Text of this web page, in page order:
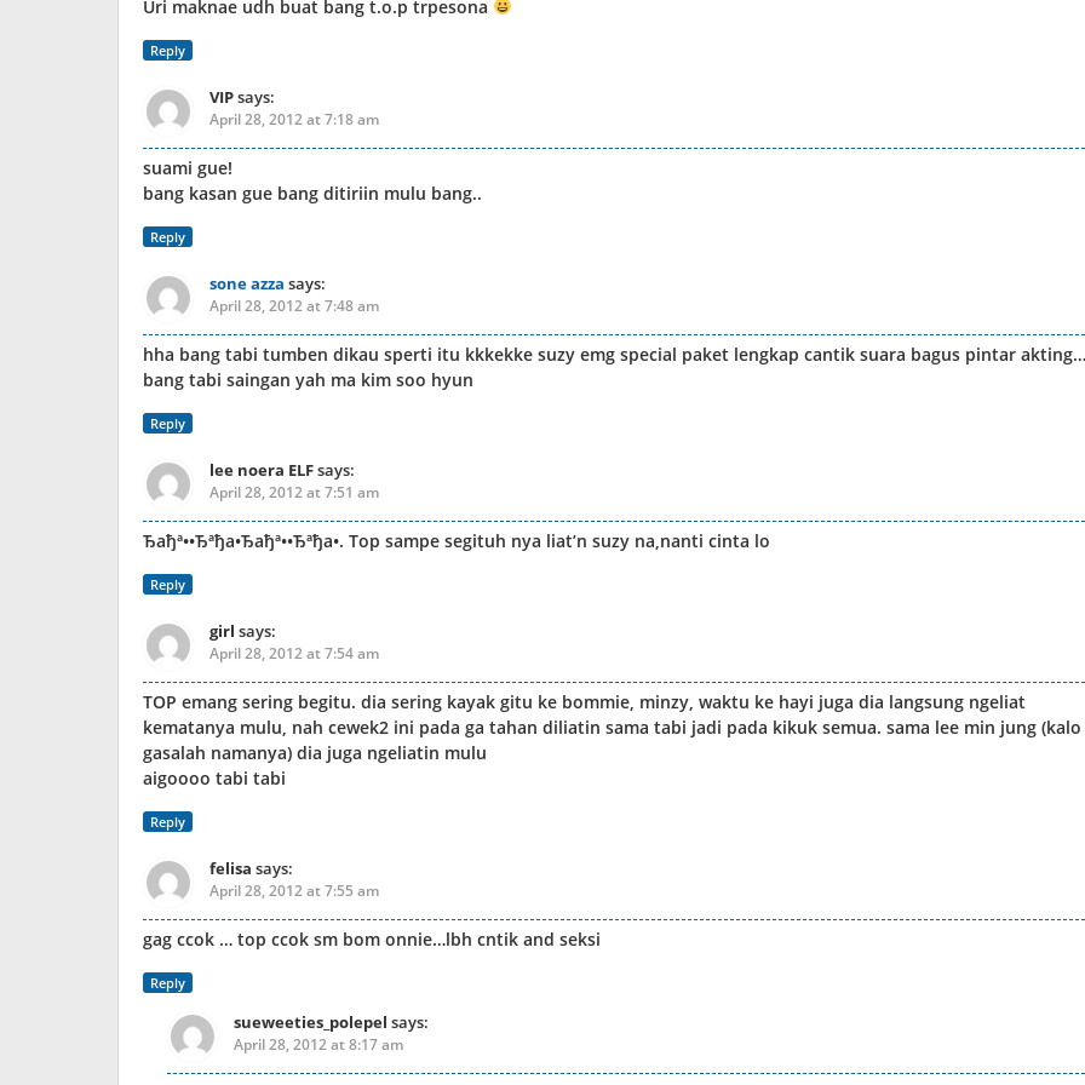
Uri maknae udh buat bang t.o.p trpesona
Reply
VIPsays:
April 28, 2012 at 7:18 am
suami gue!
bang kasan gue bang ditiriin mulu bang..
Reply
sone azza says:
April 28, 2012 at 7:48 am
hha bang tabi tumben dikau sperti itu kkkekke suzy emg special paket lengkap cantik suara bagus pintar akting…
bang tabi saingan yah ma kim soo hyun
Reply
lee noera ELFsays:
April 28, 2012 at 7:51 am
Ђaђª••Ђªђa•‎​Ђaђª••Ђªђa•‎​. Top sampe segituh nya liat’n suzy na,nanti cinta lo
Reply
girl says:
April 28, 2012 at 7:54 am
TOP emang sering begitu. dia sering kayak gitu ke bommie, minzy, waktu ke hayi juga dia langsung ngeliat
kematanya mulu, nah cewek2 ini pada ga tahan diliatin sama tabi jadi pada kikuk semua. sama lee min jung (kalo
gasalah namanya) dia juga ngeliatin mulu
aigoooo tabi tabi
Reply
felisa says:
April 28, 2012 at 7:55 am
gag ccok … top ccok sm bom onnie…lbh cntik and seksi
Reply
sueweeties_polepel says:
April 28, 2012 at 8:17 am